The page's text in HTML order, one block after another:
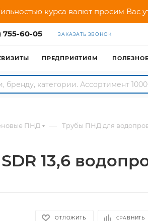
курса валют просим Вас
755-60-05 ЗАКАЗАТЬ ЗВОНОК
ПРЕДПРИЯТИЯМ ПОЛЕЗНОЕ
ПНД — Трубы ПНД для
13,6
ОТЛОЖИТЬ СРАВНИТЬ